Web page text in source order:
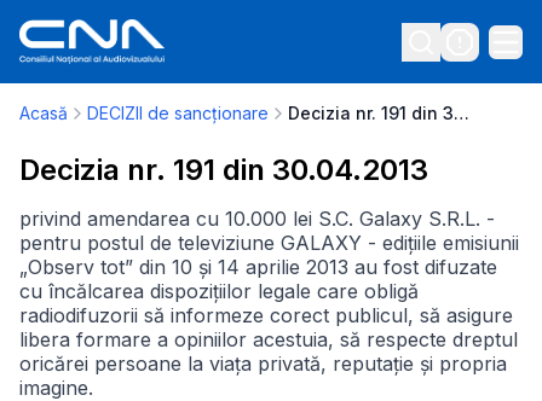
Acasă DECIZII de sancționare Decizia nr. 191 din 30.04.2013
Decizia nr. 191 din 30.04.2013
privind amendarea cu 10.000 lei S.C. Galaxy S.R.L. -
pentru postul de televiziune GALAXY - edițiile emisiunii
„Observ tot” din 10 și 14 aprilie 2013 au fost difuzate
cu încălcarea dispozițiilor legale care obligă
radiodifuzorii să informeze corect publicul, să asigure
libera formare a opiniilor acestuia, să respecte dreptul
oricărei persoane la viața privată, reputație și propria
imagine.